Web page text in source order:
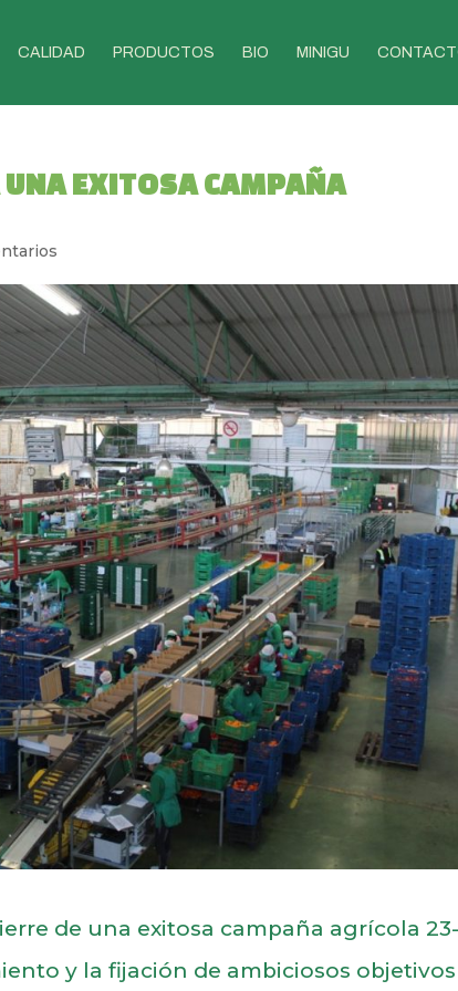
CALIDAD PRODUCTOS BIO MINIGU
EXITOSA CAMPAÑA
de una exitosa campaña agrícola
y la fijación de ambiciosos objetivos